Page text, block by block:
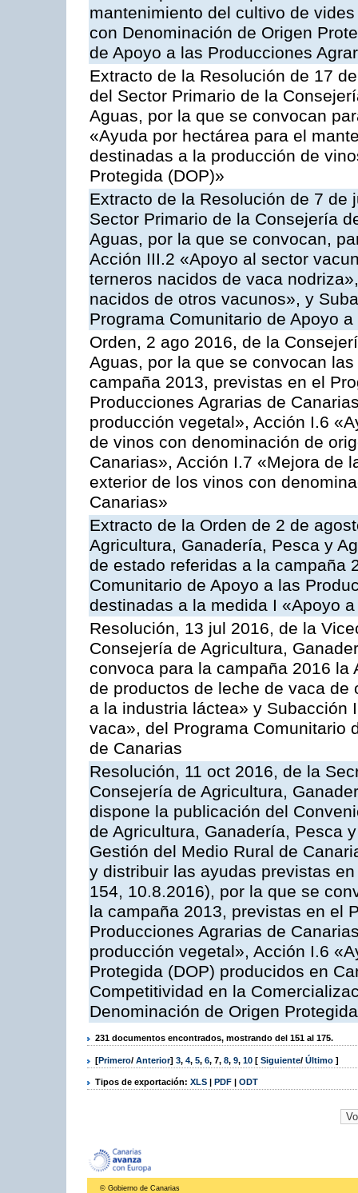
mantenimiento del cultivo de
con Denominación de Origen
de Apoyo a las Producciones
Extracto de la Resolución de 17
del Sector Primario de la
Aguas, por la que se convocan
«Ayuda por hectárea para el
destinadas a la producción de
Protegida (DOP)»
Extracto de la Resolución de 7
Sector Primario de la Consejería
Aguas, por la que se convocan,
Acción III.2 «Apoyo al sector
terneros nacidos de vaca
nacidos de otros vacunos», y
Programa Comunitario de Apoyo
Orden, 2 ago 2016, de la
Aguas, por la que se convocan
campaña 2013, previstas en el
Producciones Agrarias de
producción vegetal», Acción I.6
de vinos con denominación de
Canarias», Acción I.7 «Mejora de
exterior de los vinos con
Canarias»
Extracto de la Orden de 2 de
Agricultura, Ganadería, Pesca y
de estado referidas a la campaña
Comunitario de Apoyo a las
destinadas a la medida I «Apoyo
Resolución, 13 jul 2016, de la
Consejería de Agricultura,
convoca para la campaña 2016
de productos de leche de vaca
a la industria láctea» y Subacción
vaca», del Programa Comunitario
de Canarias
Resolución, 11 oct 2016, de la
Consejería de Agricultura,
dispone la publicación del
de Agricultura, Ganadería, Pesca
Gestión del Medio Rural de
y distribuir las ayudas previstas
154, 10.8.2016), por la que se
la campaña 2013, previstas en el
Producciones Agrarias de
producción vegetal», Acción I.6
Protegida (DOP) producidos en
Competitividad en la
Denominación de Origen
231 documentos encontrados, mostrando del 151 al 175.
[Primero/ Anterior] 3, 4, 5, 6, 7, 8, 9, 10 [ Siguiente/ Último ]
Tipos de exportación: XLS | PDF | ODT
© Gobierno de Canarias